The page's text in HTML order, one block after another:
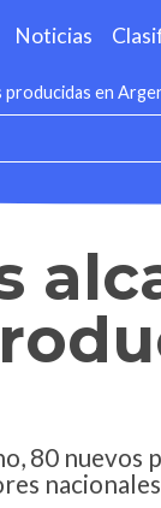
Noticias
producidas en
80 nuevos